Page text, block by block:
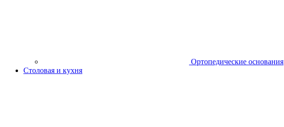
Ортопедические основания
Столовая и кухня